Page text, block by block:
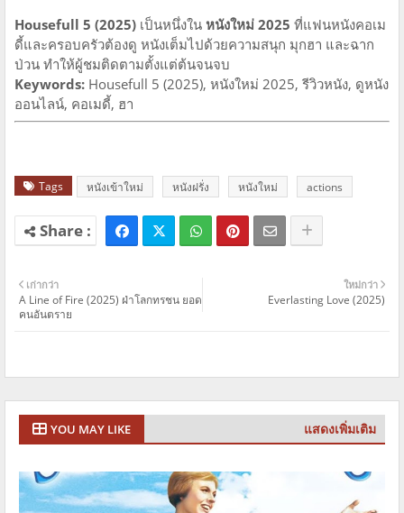
Housefull 5 (2025) เป็นหนึ่งใน หนังใหม่ 2025 ที่แฟนหนังคอเม
ดี้และครอบครัวต้องดู หนังเต็มไปด้วยความสนุก มุกฮา และฉาก
ป่วน ทำให้ผู้ชมติดตามตั้งแต่ต้นจนจบ
Keywords: Housefull 5 (2025), หนังใหม่ 2025, รีวิวหนัง, ดูหนัง
ออนไลน์, คอเมดี้, ฮา
Tags หนังเข้าใหม่ หนังฝรั่ง หนังใหม่ actions
ใหม่กว่า
Everlasting Love (2025)
เก่ากว่า
A Line of Fire (2025) ฝ่าโลกทรชน ยอด
คนอันตราย
YOU MAY LIKE แสดงเพิ่มเติม